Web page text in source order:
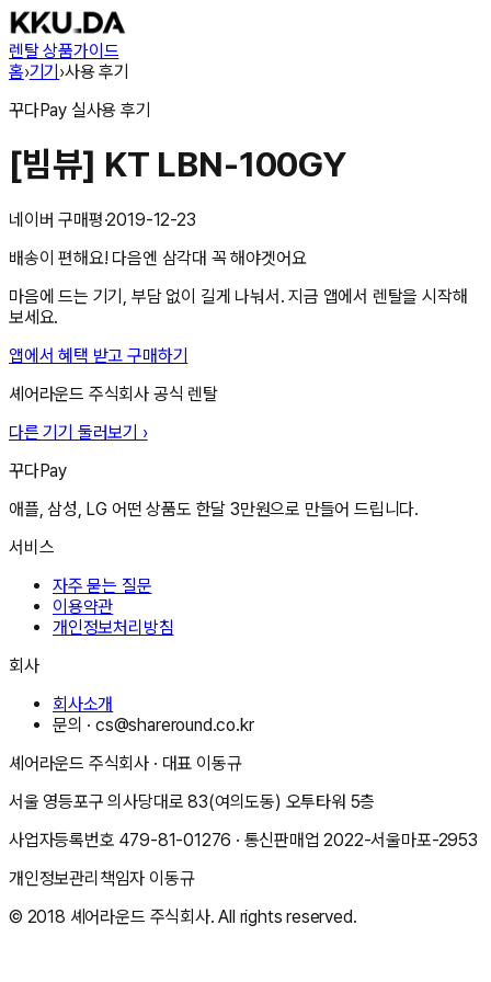
렌탈 상품가이드
홈›기기›사용 후기
꾸다Pay 실사용 후기
[빔뷰] KT LBN-100GY
네이버 구매평·2019-12-23
배송이 편해요! 다음엔 삼각대 꼭 해야겟어요
마음에 드는 기기, 부담 없이 길게 나눠서. 지금 앱에서 렌탈을 시작해
보세요.
앱에서 혜택 받고 구매하기
셰어라운드 주식회사 공식 렌탈
다른 기기 둘러보기 ›
꾸다Pay
애플, 삼성, LG 어떤 상품도 한달 3만원으로 만들어 드립니다.
서비스
자주 묻는 질문
이용약관
개인정보처리방침
회사
회사소개
문의 ·cs@shareround.co.kr
셰어라운드 주식회사 · 대표 이동규
서울 영등포구 의사당대로 83(여의도동) 오투타워 5층
사업자등록번호 479-81-01276 · 통신판매업2022-서울마포-2953
개인정보관리책임자 이동규
© 2018 셰어라운드 주식회사. All rights reserved.